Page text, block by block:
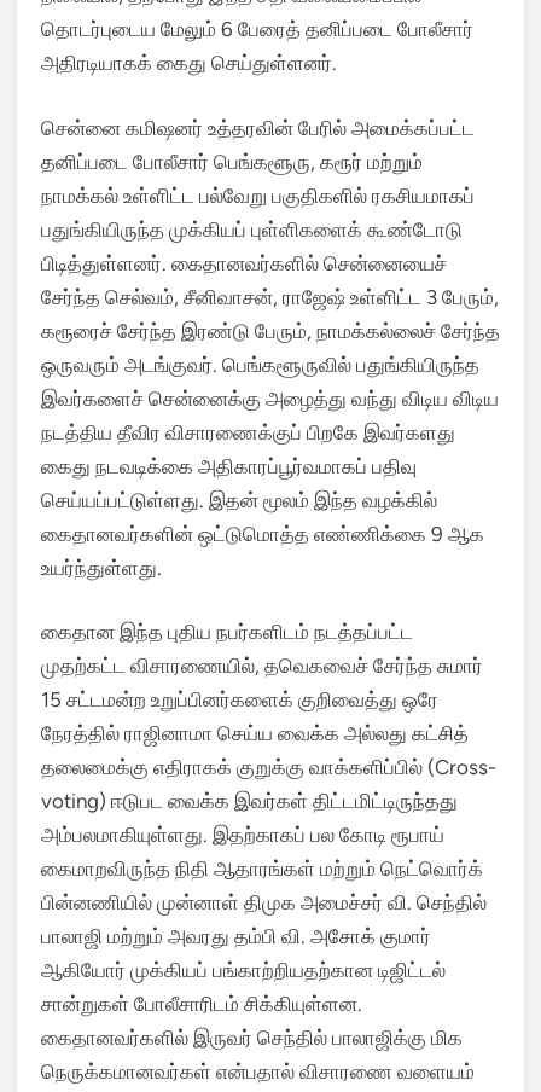
தொடர்புடைய மேலும் 6 பேரைத் தனிப்படை போலீசார்
அதிரடியாகக் கைது செய்துள்ளனர்.
சென்னை கமிஷனர் உத்தரவின் பேரில் அமைக்கப்பட்ட
தனிப்படை போலீசார் பெங்களூரு, கரூர் மற்றும்
நாமக்கல் உள்ளிட்ட பல்வேறு பகுதிகளில் ரகசியமாகப்
பதுங்கியிருந்த முக்கியப் புள்ளிகளைக் கூண்டோடு
பிடித்துள்ளனர். கைதானவர்களில் சென்னையைச்
சேர்ந்த செல்வம், சீனிவாசன், ராஜேஷ் உள்ளிட்ட 3 பேரும்,
கரூரைச் சேர்ந்த இரண்டு பேரும், நாமக்கல்லைச் சேர்ந்த
ஒருவரும் அடங்குவர். பெங்களூருவில் பதுங்கியிருந்த
இவர்களைச் சென்னைக்கு அழைத்து வந்து விடிய விடிய
நடத்திய தீவிர விசாரணைக்குப் பிறகே இவர்களது
கைது நடவடிக்கை அதிகாரப்பூர்வமாகப் பதிவு
செய்யப்பட்டுள்ளது. இதன் மூலம் இந்த வழக்கில்
கைதானவர்களின் ஒட்டுமொத்த எண்ணிக்கை 9 ஆக
உயர்ந்துள்ளது.
கைதான இந்த புதிய நபர்களிடம் நடத்தப்பட்ட
முதற்கட்ட விசாரணையில், தவெகவைச் சேர்ந்த சுமார்
15 சட்டமன்ற உறுப்பினர்களைக் குறிவைத்து ஒரே
நேரத்தில் ராஜினாமா செய்ய வைக்க அல்லது கட்சித்
தலைமைக்கு எதிராகக் குறுக்கு வாக்களிப்பில் (Cross-
voting) ஈடுபட வைக்க இவர்கள் திட்டமிட்டிருந்தது
அம்பலமாகியுள்ளது. இதற்காகப் பல கோடி ரூபாய்
கைமாறவிருந்த நிதி ஆதாரங்கள் மற்றும் நெட்வொர்க்
பின்னணியில் முன்னாள் திமுக அமைச்சர் வி. செந்தில்
பாலாஜி மற்றும் அவரது தம்பி வி. அசோக் குமார்
ஆகியோர் முக்கியப் பங்காற்றியதற்கான டிஜிட்டல்
சான்றுகள் போலீசாரிடம் சிக்கியுள்ளன.
கைதானவர்களில் இருவர் செந்தில் பாலாஜிக்கு மிக
நெருக்கமானவர்கள் என்பதால் விசாரணை வளையம்